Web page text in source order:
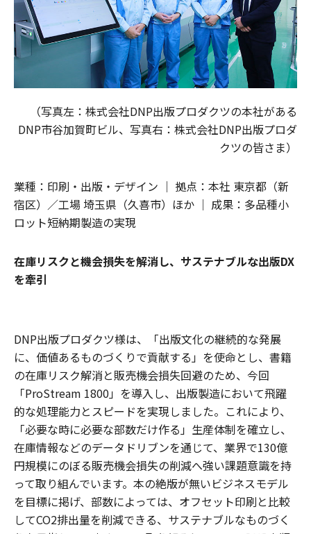
（写真左：株式会社DNP出版プロダクツの本社がある
DNP市谷加賀町ビル、写真右：株式会社DNP出版プロダ
クツの皆さま）
業種：印刷・出版・デザイン ｜ 拠点：本社 東京都（新
宿区）／工場 埼玉県（久喜市）ほか ｜ 成果：多品種小
ロット短納期製造の実現
在庫リスクと機会損失を解消し、サステナブルな出版DX
を牽引
DNP出版プロダクツ様は、「出版文化の継続的な発展
に、価値あるものづくりで貢献する」を使命とし、書籍
の在庫リスク解消と販売機会損失回避のため、今回
「ProStream 1800」を導入し、出版製造において飛躍
的な処理能力とスピードを実現しました。これにより、
「必要な時に必要な部数だけ作る」生産体制を確立し、
在庫情報などのデータドリブンを通じて、業界で130億
円規模にのぼる販売機会損失の削減へ強い課題意識を持
って取り組んでいます。本の絶版が無いビジネスモデル
を目標に掲げ、部数によっては、オフセット印刷と比較
してCO2排出量を削減できる、サステナブルなものづく